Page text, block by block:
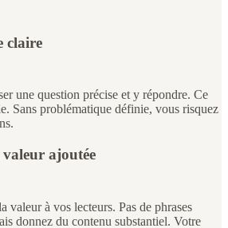
claire
une question précise et y répondre. Ce
Sans problématique définie, vous risquez
ajoutée
valeur à vos lecteurs. Pas de phrases
donnez du contenu substantiel. Votre